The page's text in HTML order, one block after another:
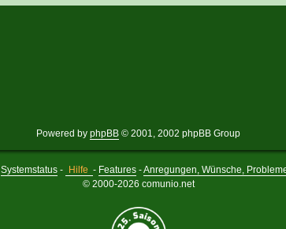
Powered by phpBB © 2001, 2002 phpBB Group
Systemstatus- Hilfe - Features -Anregungen, Wünsche,
© 2000-2026 comunio.net